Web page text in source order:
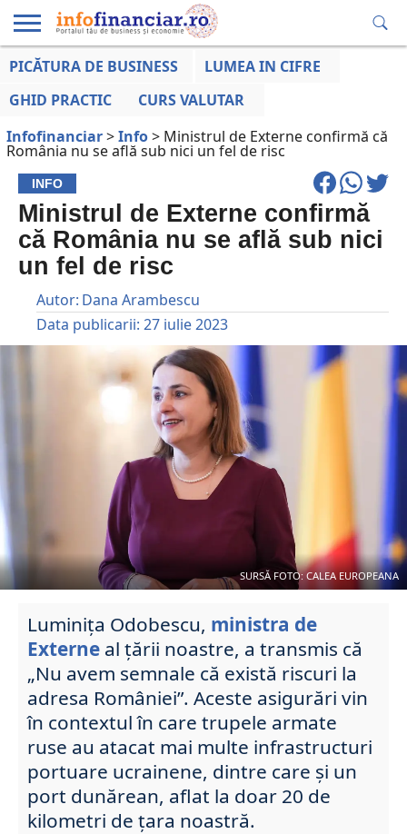
EDUCAȚIE
LA ZI
AFACERILOR
PICĂTURA DE BUSINESS
LUMEA IN CIFRE
GHID PRACTIC
CURS VALUTAR
Infofinanciar>Info> Ministrul de Externe confirmă că
România nu se află sub nici un fel de risc
INFO
Ministrul de Externe confirmă
că România nu se află sub nici
un fel de risc
Autor: Dana Arambescu
Data publicarii: 27 iulie 2023
SURSĂ FOTO: CALEA EUROPEANA
Luminița Odobescu, ministra de
Externeal țării noastre, a transmis că
„Nu avem semnale că există riscuri la
adresa României”. Aceste asigurări vin
în contextul în care trupele armate
ruse au atacat mai multe infrastructuri
portuare ucrainene, dintre care și un
port dunărean, aflat la doar 20 de
kilometri de țara noastră.